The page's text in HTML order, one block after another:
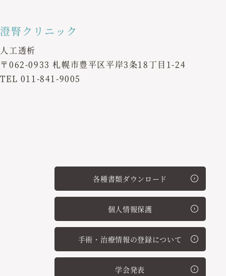
澄腎クリニック
人工透析
〒062-0933 札幌市豊平区平岸3条18丁目1-24
TEL 011-841-9005
各種書類ダウンロード
個人情報保護
手術・治療情報の登録について
学会発表